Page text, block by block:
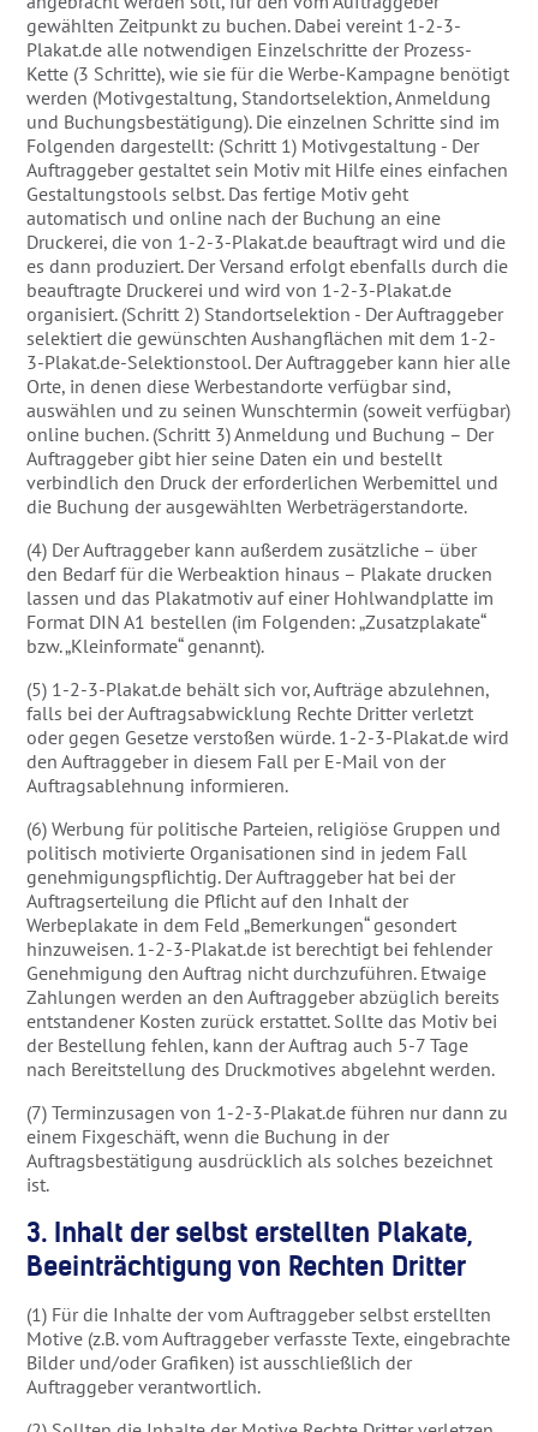
gewählten Zeitpunkt zu buchen. Dabei vereint 1-2-3-
Plakat.de alle notwendigen Einzelschritte der Prozess-
Kette (3 Schritte), wie sie für die Werbe-Kampagne benötigt
werden (Motivgestaltung, Standortselektion, Anmeldung
und Buchungsbestätigung). Die einzelnen Schritte sind im
Folgenden dargestellt: (Schritt 1) Motivgestaltung - Der
Auftraggeber gestaltet sein Motiv mit Hilfe eines einfachen
Gestaltungstools selbst. Das fertige Motiv geht
automatisch und online nach der Buchung an eine
Druckerei, die von 1-2-3-Plakat.de beauftragt wird und die
es dann produziert. Der Versand erfolgt ebenfalls durch die
beauftragte Druckerei und wird von 1-2-3-Plakat.de
organisiert. (Schritt 2) Standortselektion - Der Auftraggeber
selektiert die gewünschten Aushangflächen mit dem 1-2-
3-Plakat.de-Selektionstool. Der Auftraggeber kann hier alle
Orte, in denen diese Werbestandorte verfügbar sind,
auswählen und zu seinen Wunschtermin (soweit verfügbar)
online buchen. (Schritt 3) Anmeldung und Buchung – Der
Auftraggeber gibt hier seine Daten ein und bestellt
verbindlich den Druck der erforderlichen Werbemittel und
die Buchung der ausgewählten Werbeträgerstandorte.
(4) Der Auftraggeber kann außerdem zusätzliche – über
den Bedarf für die Werbeaktion hinaus – Plakate drucken
lassen und das Plakatmotiv auf einer Hohlwandplatte im
Format DIN A1 bestellen (im Folgenden: „Zusatzplakate“
bzw. „Kleinformate“ genannt).
(5) 1-2-3-Plakat.de behält sich vor, Aufträge abzulehnen,
falls bei der Auftragsabwicklung Rechte Dritter verletzt
oder gegen Gesetze verstoßen würde. 1-2-3-Plakat.de wird
den Auftraggeber in diesem Fall per E-Mail von der
Auftragsablehnung informieren.
(6) Werbung für politische Parteien, religiöse Gruppen und
politisch motivierte Organisationen sind in jedem Fall
genehmigungspflichtig. Der Auftraggeber hat bei der
Auftragserteilung die Pflicht auf den Inhalt der
Werbeplakate in dem Feld „Bemerkungen“ gesondert
hinzuweisen. 1-2-3-Plakat.de ist berechtigt bei fehlender
Genehmigung den Auftrag nicht durchzuführen. Etwaige
Zahlungen werden an den Auftraggeber abzüglich bereits
entstandener Kosten zurück erstattet. Sollte das Motiv bei
der Bestellung fehlen, kann der Auftrag auch 5-7 Tage
nach Bereitstellung des Druckmotives abgelehnt werden.
(7) Terminzusagen von 1-2-3-Plakat.de führen nur dann zu
einem Fixgeschäft, wenn die Buchung in der
Auftragsbestätigung ausdrücklich als solches bezeichnet
ist.
3. Inhalt der selbst erstellten Plakate,
Beeinträchtigung von Rechten Dritter
(1) Für die Inhalte der vom Auftraggeber selbst erstellten
Motive (z.B. vom Auftraggeber verfasste Texte, eingebrachte
Bilder und/oder Grafiken) ist ausschließlich der
Auftraggeber verantwortlich.